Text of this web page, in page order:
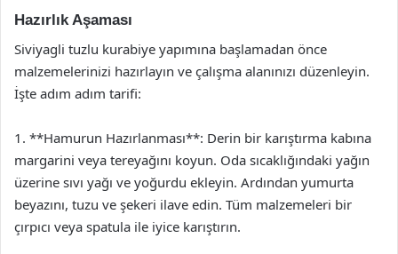
Hazırlık Aşaması
Siviyagli tuzlu kurabiye yapımına başlamadan önce
malzemelerinizi hazırlayın ve çalışma alanınızı düzenleyin.
İşte adım adım tarifi:
1. **Hamurun Hazırlanması**: Derin bir karıştırma kabına
margarini veya tereyağını koyun. Oda sıcaklığındaki yağın
üzerine sıvı yağı ve yoğurdu ekleyin. Ardından yumurta
beyazını, tuzu ve şekeri ilave edin. Tüm malzemeleri bir
çırpıcı veya spatula ile iyice karıştırın.